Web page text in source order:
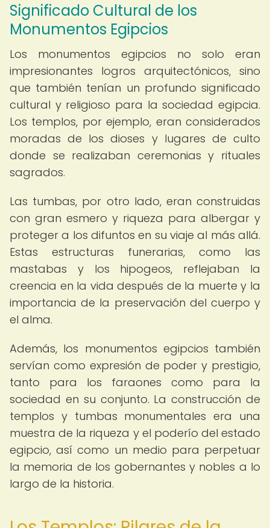
Significado Cultural de los
Monumentos Egipcios
Los monumentos egipcios no solo eran
impresionantes logros arquitectónicos, sino
que también tenían un profundo significado
cultural y religioso para la sociedad egipcia.
Los templos, por ejemplo, eran considerados
moradas de los dioses y lugares de culto
donde se realizaban ceremonias y rituales
sagrados.
Las tumbas, por otro lado, eran construidas
con gran esmero y riqueza para albergar y
proteger a los difuntos en su viaje al más allá.
Estas estructuras funerarias, como las
mastabas y los hipogeos, reflejaban la
creencia en la vida después de la muerte y la
importancia de la preservación del cuerpo y
el alma.
Además, los monumentos egipcios también
servían como expresión de poder y prestigio,
tanto para los faraones como para la
sociedad en su conjunto. La construcción de
templos y tumbas monumentales era una
muestra de la riqueza y el poderío del estado
egipcio, así como un medio para perpetuar
la memoria de los gobernantes y nobles a lo
largo de la historia.